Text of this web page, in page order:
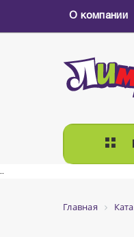
О компании
..
Главная